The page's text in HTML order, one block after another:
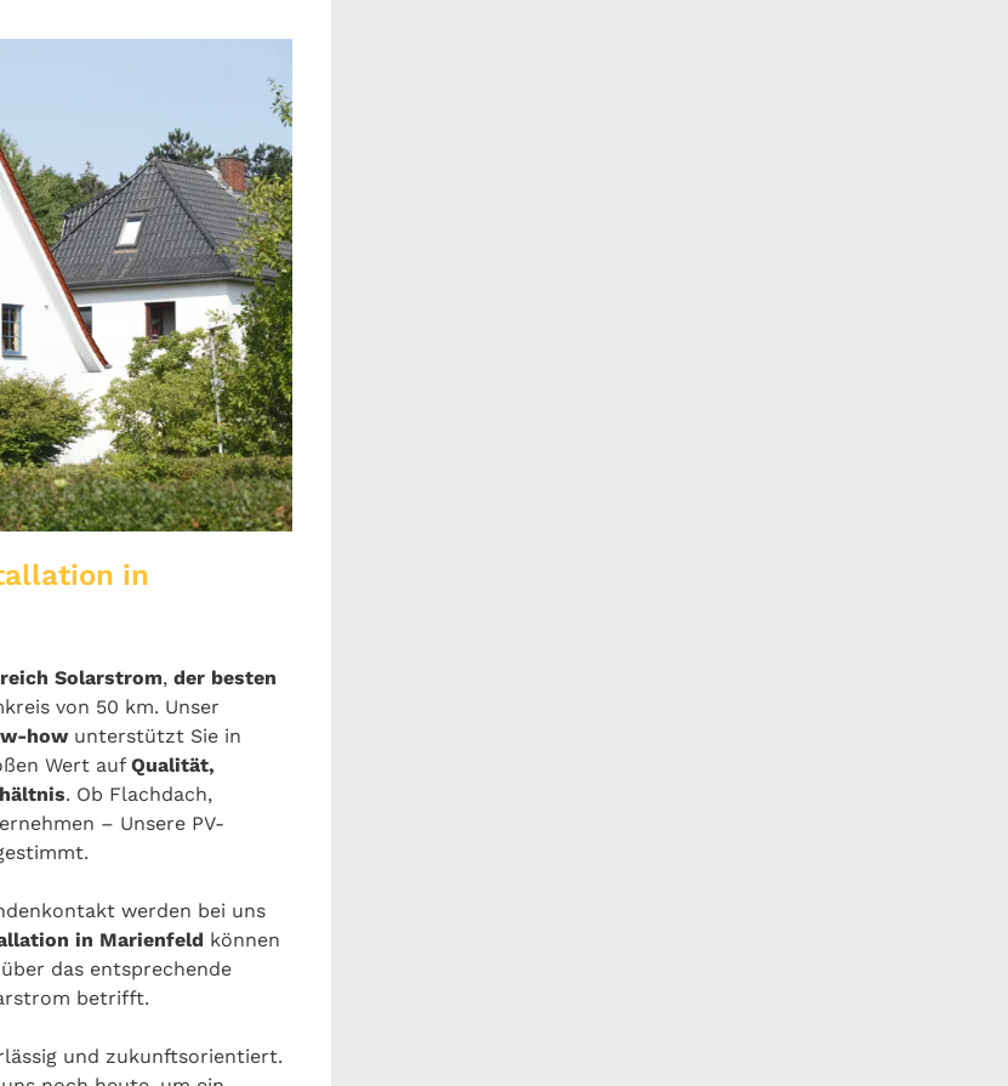
in
Solarstrom, der besten
von 50 km. Unser
howunterstützt Sie in
Wert auf Qualität,
. Ob Flachdach,
– Unsere PV-
werden bei uns
in Marienfeld können
das entsprechende
betrifft.
und zukunftsorientiert.